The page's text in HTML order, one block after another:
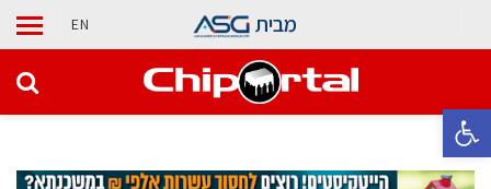
פתח סרגל נגישות
מבית EN